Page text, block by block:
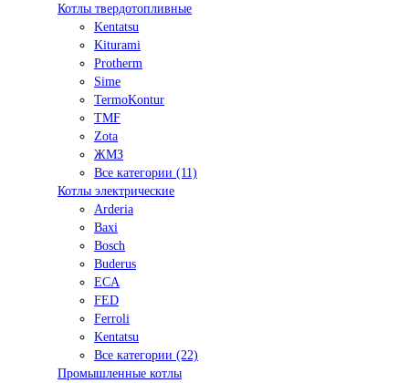
Котлы твердотопливные
Kentatsu
Kiturami
Protherm
Sime
TermoKontur
TMF
Zota
ЖМЗ
Все категории (11)
Котлы электрические
Arderia
Baxi
Bosch
Buderus
ECA
FED
Ferroli
Kentatsu
Все категории (22)
Промышленные котлы